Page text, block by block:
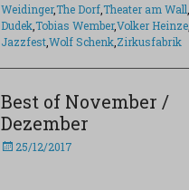
Weidinger,The Dorf,Theater am Wall
Dudek,Tobias Wember,Volker Heinze,
Jazzfest,Wolf Schenk, Zirkusfabrik
Best of November /
Dezember
Veröffentlicht
25/12/2017